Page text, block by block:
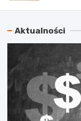
Aktualności